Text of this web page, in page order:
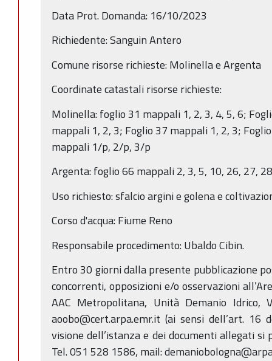
Data Prot. Domanda: 16/10/2023
Richiedente: Sanguin Antero
Comune risorse richieste: Molinella e Argenta
Coordinate catastali risorse richieste:
Molinella: foglio 31 mappali 1, 2, 3, 4, 5, 6;
mappali 1, 2, 3; Foglio 37 mappali 1, 2, 3;
mappali 1/p, 2/p, 3/p
Argenta: foglio 66 mappali 2, 3, 5, 10, 26, 27, 28
Uso richiesto: sfalcio argini e golena e
Corso d'acqua: Fiume Reno
Responsabile procedimento: Ubaldo Cibin.
Entro 30 giorni dalla presente pubblicazione
concorrenti, opposizioni e/o osservazioni
AAC Metropolitana, Unità Demanio Idrico,
aoobo@cert.arpa.emr.it (ai sensi dell’art. 16
visione dell’istanza e dei documenti allegati
Tel. 051 528 1586, mail: